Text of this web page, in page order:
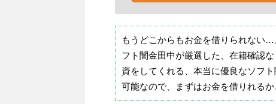
もうどこからもお金を借りられない
フト闇金田中が厳選した、在籍確認
資をしてくれる、本当に優良なソフ
可能なので、まずはお金を借りれる